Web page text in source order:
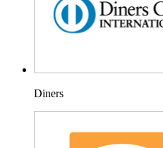
Diners